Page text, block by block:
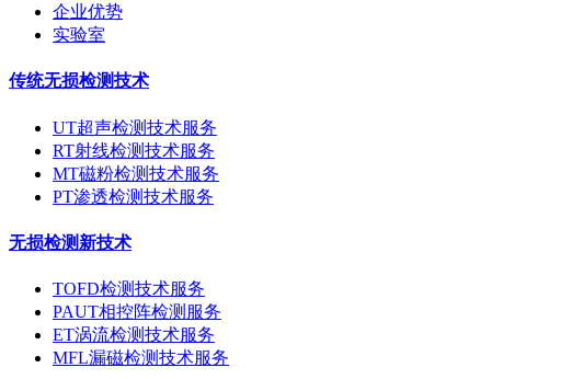
企业优势
实验室
传统无损检测技术
UT超声检测技术服务
RT射线检测技术服务
MT磁粉检测技术服务
PT渗透检测技术服务
无损检测新技术
TOFD检测技术服务
PAUT相控阵检测服务
ET涡流检测技术服务
MFL漏磁检测技术服务